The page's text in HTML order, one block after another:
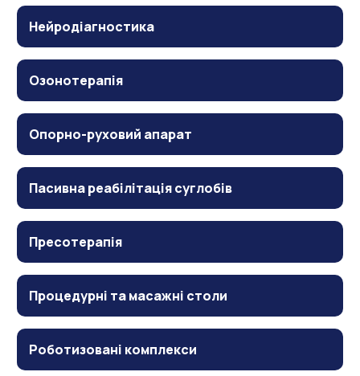
Нейродіагностика
Озонотерапія
Опорно-руховий апарат
Пасивна реабілітація суглобів
Пресотерапія
Процедурні та масажні столи
Роботизовані комплекси